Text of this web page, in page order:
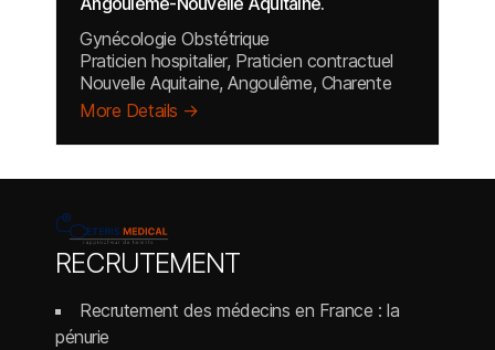
Gynécologie Obstétrique
Praticien hospitalier Praticien contractuel
Nouvelle Aquitaine Angoulême Charente
More Details
RECRUTEMENT
Recrutement des médecins en France : la
pénurie